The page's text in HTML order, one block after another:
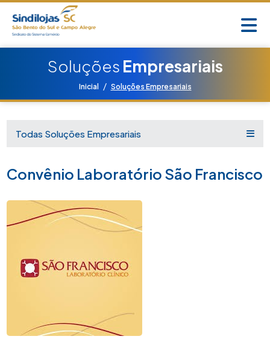
Soluções Empresariais
Inicial / Soluções Empresariais
Todas Soluções Empresariais
Convênio Laboratório São Francisco